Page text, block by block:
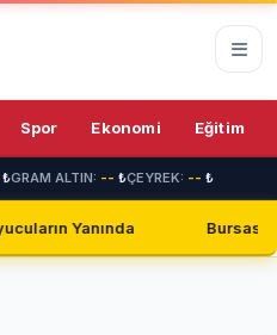
Spor Ekonomi Eğitim
₺GRAM ALTIN: -- ₺ÇEYREK: -- ₺
Bursaspor, Shakhtar
74%